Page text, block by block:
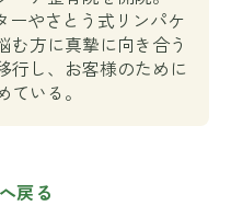
ーやさとう式リンパケ
む方に真摯に向き合う
行し、お客様のために
いる。
戻る